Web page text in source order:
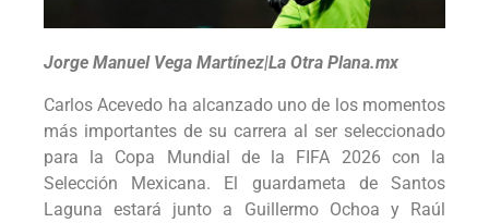
Jorge Manuel Vega Martínez|La Otra Plana.mx
Carlos Acevedo ha alcanzado uno de los momentos
más importantes de su carrera al ser seleccionado
para la Copa Mundial de la FIFA 2026 con la
Selección Mexicana. El guardameta de Santos
Laguna estará junto a Guillermo Ochoa y Raúl